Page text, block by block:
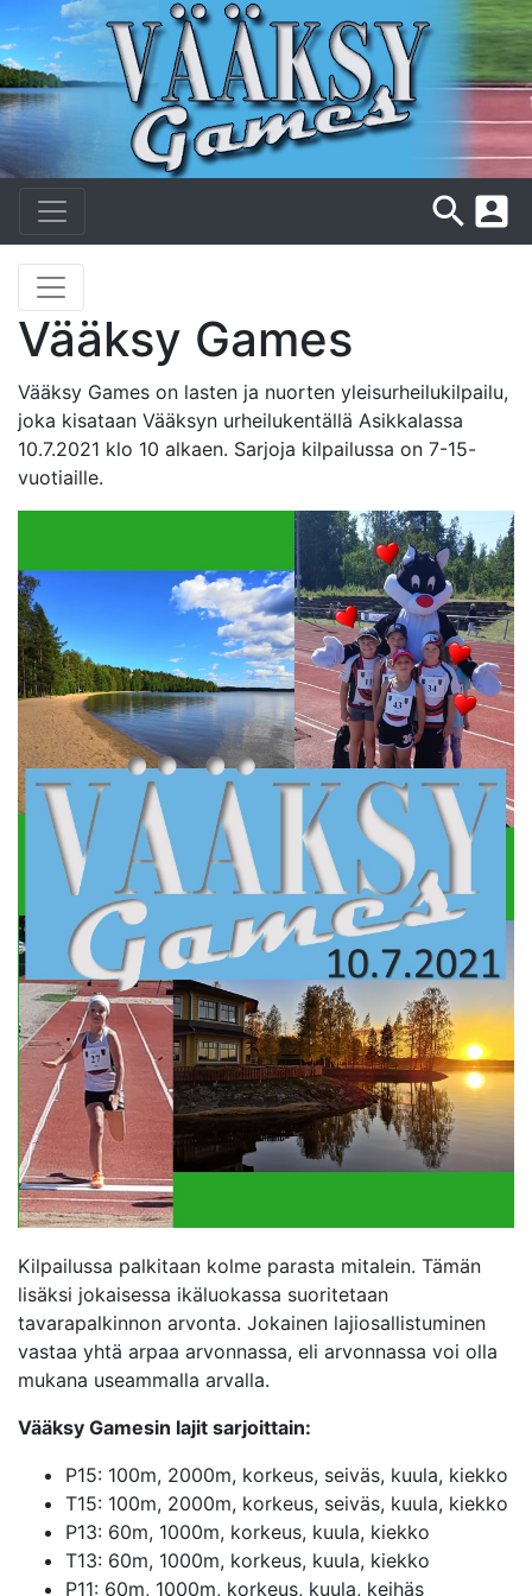
search account_box
Vääksy Games
Vääksy Games on lasten ja nuorten yleisurheilukilpailu,
joka kisataan Vääksyn urheilukentällä Asikkalassa
10.7.2021 klo 10 alkaen. Sarjoja kilpailussa on 7-15-
vuotiaille.
Kilpailussa palkitaan kolme parasta mitalein. Tämän
lisäksi jokaisessa ikäluokassa suoritetaan
tavarapalkinnon arvonta. Jokainen lajiosallistuminen
vastaa yhtä arpaa arvonnassa, eli arvonnassa voi olla
mukana useammalla arvalla.
Vääksy Gamesin lajit sarjoittain:
P15: 100m, 2000m, korkeus, seiväs, kuula, kiekko
T15: 100m, 2000m, korkeus, seiväs, kuula, kiekko
P13: 60m, 1000m, korkeus, kuula, kiekko
T13: 60m, 1000m, korkeus, kuula, kiekko
P11: 60m, 1000m, korkeus, kuula, keihäs